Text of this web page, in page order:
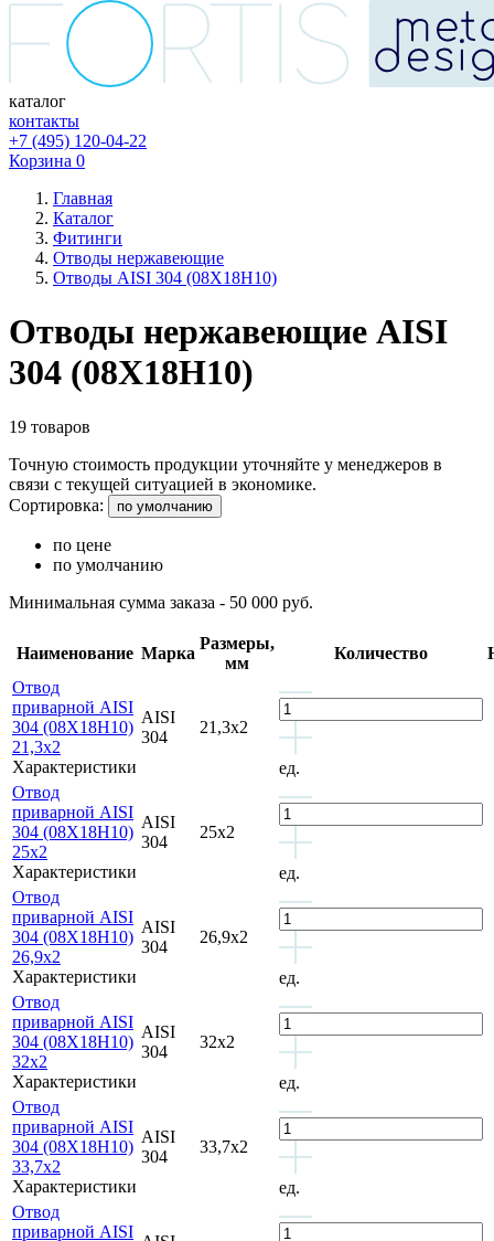
каталог
контакты
+7 (495) 120-04-22
Корзина 0
Главная
Каталог
Фитинги
Отводы нержавеющие
Отводы AISI 304 (08Х18Н10)
Отводы нержавеющие AISI
304 (08Х18Н10)
19 товаров
Точную стоимость продукции уточняйте у менеджеров в
связи с текущей ситуацией в экономике.
Сортировка:
по умолчанию
по цене
по умолчанию
Минимальная сумма заказа - 50 000 руб.
Наименование Марка
Размеры,
мм
Количество
Отвод
приварной AISI
304 (08Х18Н10)
21,3х2
Характеристики
AISI
304
21,3х2
ед.
Отвод
приварной AISI
304 (08Х18Н10)
25х2
Характеристики
AISI
304
25х2
ед.
Отвод
приварной AISI
304 (08Х18Н10)
26,9х2
Характеристики
AISI
304
26,9х2
ед.
Отвод
приварной AISI
304 (08Х18Н10)
32х2
Характеристики
AISI
304
32х2
ед.
Отвод
приварной AISI
304 (08Х18Н10)
33,7х2
Характеристики
AISI
304
33,7х2
ед.
Отвод
приварной AISI